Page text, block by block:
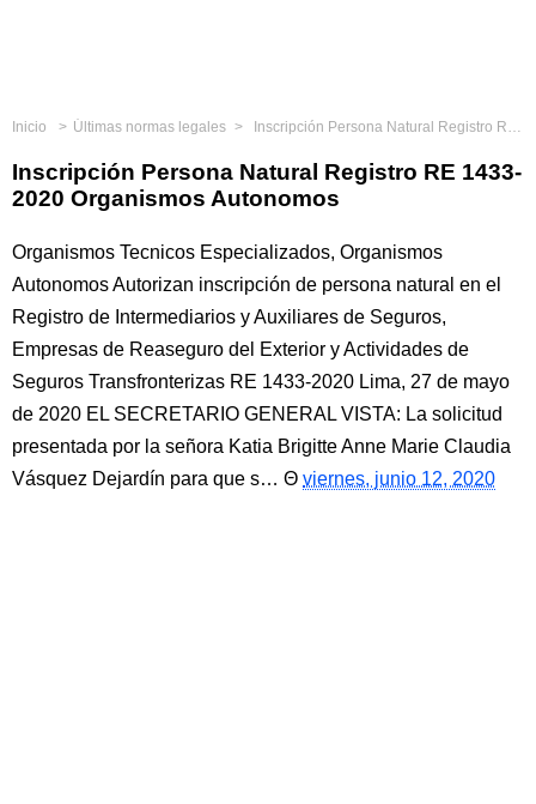
Inicio Últimas normas legales Inscripción Persona Natural Registro RE 1433-2020 Organismos Autonomos
Inscripción Persona Natural Registro RE 1433-
2020 Organismos Autonomos
Organismos Tecnicos Especializados, Organismos
Autonomos Autorizan inscripción de persona natural en el
Registro de Intermediarios y Auxiliares de Seguros,
Empresas de Reaseguro del Exterior y Actividades de
Seguros Transfronterizas RE 1433-2020 Lima, 27 de mayo
de 2020 EL SECRETARIO GENERAL VISTA: La solicitud
presentada por la señora Katia Brigitte Anne Marie Claudia
Vásquez Dejardín para que s…
viernes, junio 12, 2020